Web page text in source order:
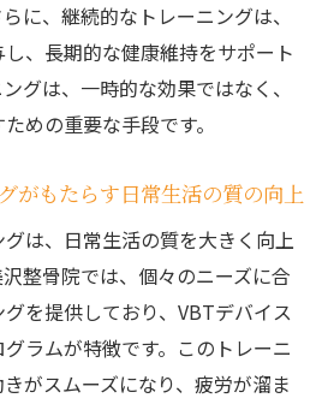
に、継続的なトレーニングは、
、長期的な健康維持をサポート
グは、一時的な効果ではなく、
めの重要な手段です。
がもたらす日常生活の質の向上
は、日常生活の質を大きく向上
整骨院では、個々のニーズに合
を提供しており、VBTデバイス
ラムが特徴です。このトレーニ
がスムーズになり、疲労が溜ま